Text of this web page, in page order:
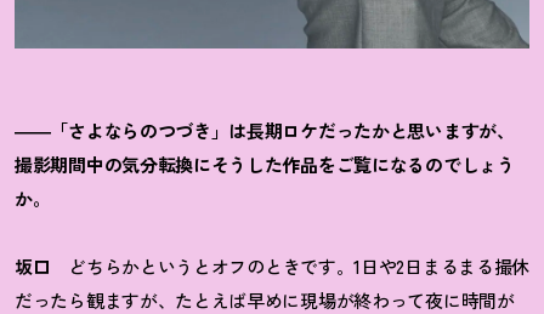
――「さよならのつづき」は長期ロケだったかと思いますが、
撮影期間中の気分転換にそうした作品をご覧になるのでしょう
か。
坂口 どちらかというとオフのときです。1日や2日まるまる撮休
だったら観ますが、たとえば早めに現場が終わって夜に時間が